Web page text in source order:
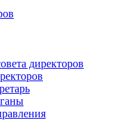
директоров